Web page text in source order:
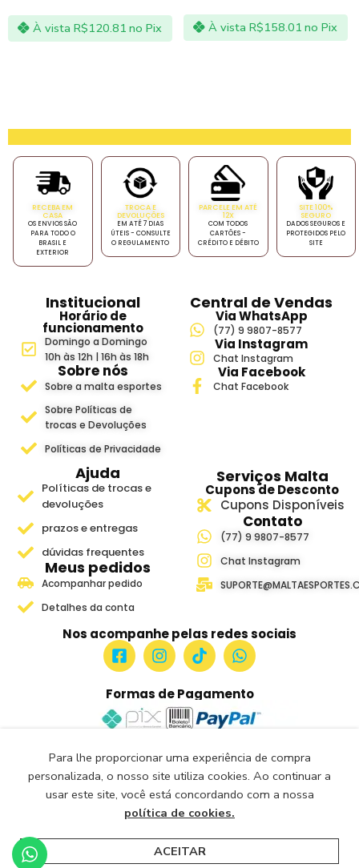
À vista R$120.81 no Pix À vista R$158.01 no Pix
RECEBA EM
CASA
OS ENVIOS SÃO
PARA TODO O
BRASIL E
EXTERIOR
TROCA E
DEVOLUÇÕES
EM ATÉ 7 DIAS
ÚTEIS - CONSULTE
O REGULAMENTO
PARCELE EM ATÉ
12X
COM TODOS
CARTÕES -
CRÉDITO E DÉBITO
SITE 100%
SEGURO
DADOS SEGUROS E
PROTEGIDOS PELO
SITE
Institucional
Horário de
funcionamento
Domingo a Domingo
10h às 12h | 16h às 18h
Sobre nós
Sobre a malta esportes
Sobre Políticas de
trocas e Devoluções
Políticas de Privacidade
Central de Vendas
Via WhatsApp
(77) 9 9807-8577
Via Instagram
Chat Instagram
Via Facebook
Chat Facebook
Ajuda
Políticas de trocas e
devoluções
prazos e entregas
dúvidas frequentes
Meus pedidos
Acompanhar pedido
Detalhes da conta
Serviços Malta
Cupons de Desconto
Cupons Disponíveis
Contato
(77) 9 9807-8577
Chat Instagram
Nos acompanhe pelas redes sociais
Formas de Pagamento
Site Seguro e Verificado
Seguro Certificado
Certificado: Trustindex
Malta Esportes Copyright ® 2018-2026- Todos os Direitos
Reservados.
Para lhe proporcionar uma experiência de compra
personalizada, o nosso site utiliza cookies. Ao continuar a
usar este site, você está concordando com a nossa
política de cookies.
ACEITAR